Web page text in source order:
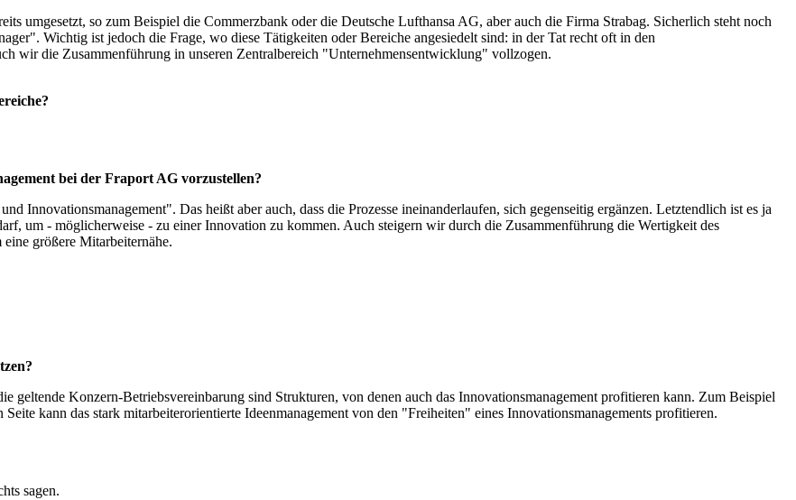
umgesetzt, so zum Beispiel die Commerzbank oder die Deutsche Lufthansa AG, aber auch die Firma Strabag. Sicherlich steht noch
Wichtig ist jedoch die Frage, wo diese Tätigkeiten oder Bereiche angesiedelt sind: in der Tat recht oft in den
wir die Zusammenführung in unseren Zentralbereich "Unternehmensentwicklung" vollzogen.
bei der Fraport AG vorzustellen?
Innovationsmanagement". Das heißt aber auch, dass die Prozesse ineinanderlaufen, sich gegenseitig ergänzen. Letztendlich ist es ja
um - möglicherweise - zu einer Innovation zu kommen. Auch steigern wir durch die Zusammenführung die Wertigkeit des
größere Mitarbeiternähe.
geltende Konzern-Betriebsvereinbarung sind Strukturen, von denen auch das Innovationsmanagement profitieren kann. Zum Beispiel
kann das stark mitarbeiterorientierte Ideenmanagement von den "Freiheiten" eines Innovationsmanagements profitieren.
sagen.